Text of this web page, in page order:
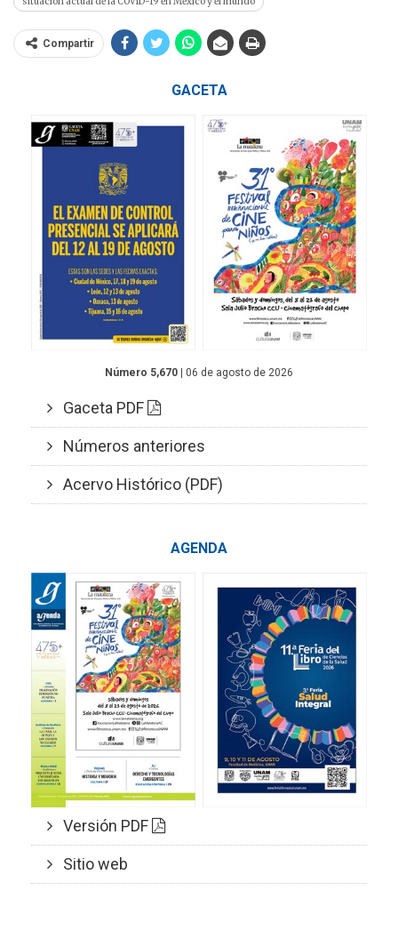
Compartir
GACETA
Número 5,670 | 06 de agosto de 2026
Gaceta PDF
Números anteriores
Acervo Histórico (PDF)
AGENDA
Versión PDF
Sitio web